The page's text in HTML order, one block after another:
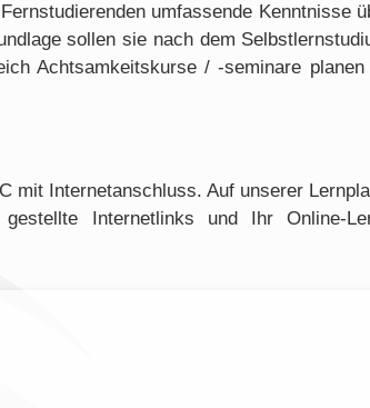
umfassende Kenntnisse
sollen sie nach dem
Achtsamkeitskurse / -seminare
mit Internetanschluss. Auf unserer
Internetlinks und Ihr Online-